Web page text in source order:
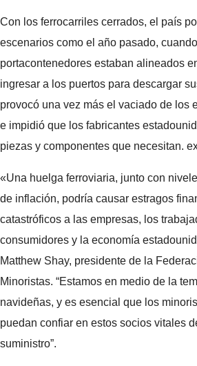
Con los ferrocarriles cerrados, el país
escenarios como el año pasado,
portacontenedores estaban alineados
ingresar a los puertos para descargar
provocó una vez más el vaciado de los
e impidió que los fabricantes
piezas y componentes que necesitan.
«Una huelga ferroviaria, junto con
de inflación, podría causar estragos
catastróficos a las empresas, los
consumidores y la economía
Matthew Shay, presidente de la
Minoristas. “Estamos en medio de la
navideñas, y es esencial que los
puedan confiar en estos socios vitales
suministro”.